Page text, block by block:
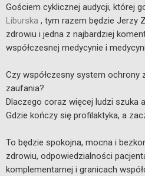
Gościem cyklicznej audycji, której
Liburska , tym razem będzie Jerzy
zdrowiu i jedna z najbardziej
współczesnej medycynie i
Czy współczesny system ochrony
zaufania?
Dlaczego coraz więcej ludzi szuka
Gdzie kończy się profilaktyka, a
To będzie spokojna, mocna i
zdrowiu, odpowiedzialności
komplementarnej i granicach